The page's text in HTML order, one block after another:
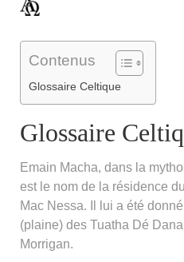
Contenus
Glossaire Celtique
Glossaire
Emain Macha, dans la
est le nom de la résidence
Mac Nessa. Il lui a été
(plaine) des Tuatha Dé
Morrigan.